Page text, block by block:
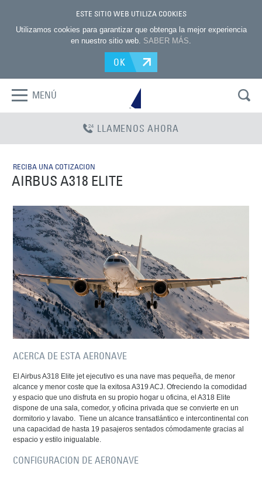
ESTE SITIO WEB UTILIZA COOKIES
Utilizamos cookies para garantizar que obtenga la mejor experiencia
en nuestro sitio web. SABER MÁS.
OK
MENÚ
LLAMENOS AHORA
RECIBA UNA COTIZACION
AIRBUS A318 ELITE
ACERCA DE ESTA AERONAVE
El Airbus A318 Elite jet ejecutivo es una nave mas pequeña, de menor
alcance y menor coste que la exitosa A319 ACJ. Ofreciendo la comodidad
y espacio que uno disfruta en su propio hogar u oficina, el A318 Elite
dispone de una sala, comedor, y oficina privada que se convierte en un
dormitorio y lavabo. Tiene un alcance transatlántico e intercontinental con
una capacidad de hasta 19 pasajeros sentados cómodamente gracias al
espacio y estilo inigualable.
CONFIGURACION DE AERONAVE